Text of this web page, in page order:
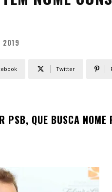
2019
Twitter
PSB, QUE BUSCA